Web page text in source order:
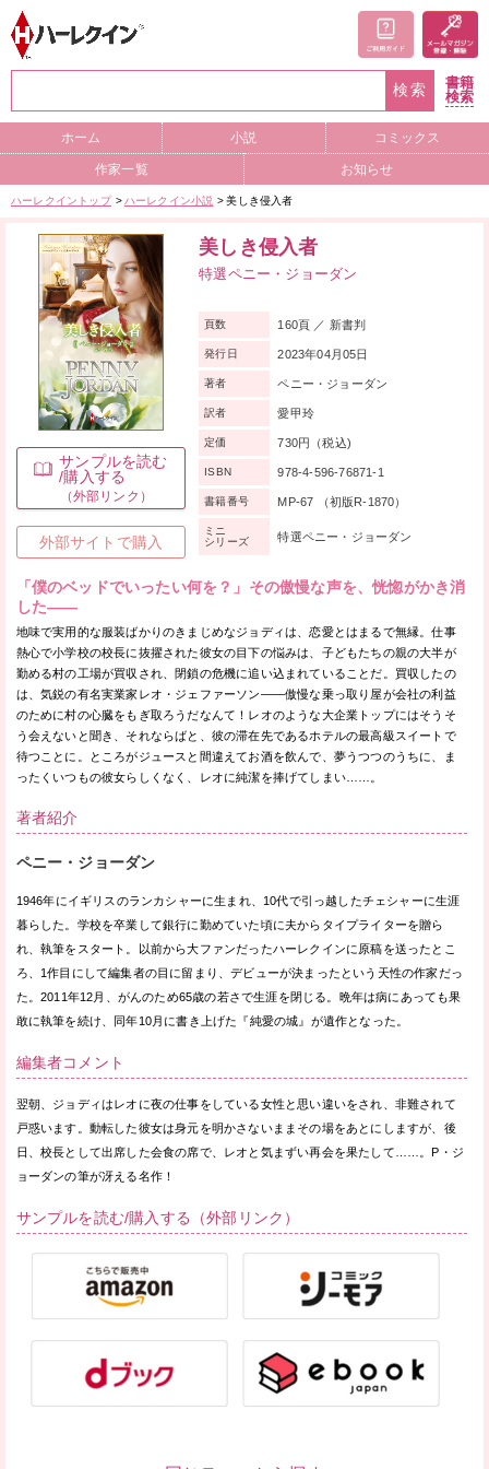
検索
書籍
検索
ホーム 小説 コミックス
作家一覧 お知らせ
ハーレクイントップ ハーレクイン小説 美しき侵入者
サンプルを読む
/購入する
（外部リンク）
外部サイトで購入
美しき侵入者
特選ペニー・ジョーダン
「僕のベッドでいったい何を？」その傲慢な声を、恍惚がかき消
した——
地味で実用的な服装ばかりのきまじめなジョディは、恋愛とはまるで無縁。仕事
熱心で小学校の校長に抜擢された彼女の目下の悩みは、子どもたちの親の大半が
勤める村の工場が買収され、閉鎖の危機に追い込まれていることだ。買収したの
は、気鋭の有名実業家レオ・ジェファーソン——傲慢な乗っ取り屋が会社の利益
のために村の心臓をもぎ取ろうだなんて！レオのような大企業トップにはそうそ
う会えないと聞き、それならばと、彼の滞在先であるホテルの最高級スイートで
待つことに。ところがジュースと間違えてお酒を飲んで、夢うつつのうちに、ま
ったくいつもの彼女らしくなく、レオに純潔を捧げてしまい……。
頁数 160頁 ／ 新書判
発行日 2023年04月05日
著者 ペニー・ジョーダン
訳者 愛甲玲
定価 730円（税込)
ISBN 978-4-596-76871-1
書籍番号 MP-67 （初版R-1870）
ミニ
シリーズ
特選ペニー・ジョーダン
著者紹介
ペニー・ジョーダン
1946年にイギリスのランカシャーに生まれ、10代で引っ越したチェシャーに生涯
暮らした。学校を卒業して銀行に勤めていた頃に夫からタイプライターを贈ら
れ、執筆をスタート。以前から大ファンだったハーレクインに原稿を送ったとこ
ろ、1作目にして編集者の目に留まり、デビューが決まったという天性の作家だっ
た。2011年12月、がんのため65歳の若さで生涯を閉じる。晩年は病にあっても果
敢に執筆を続け、同年10月に書き上げた『純愛の城』が遺作となった。
編集者コメント
翌朝、ジョディはレオに夜の仕事をしている女性と思い違いをされ、非難されて
戸惑います。動転した彼女は身元を明かさないままその場をあとにしますが、後
日、校長として出席した会食の席で、レオと気まずい再会を果たして……。P・ジ
ョーダンの筆が冴える名作！
サンプルを読む/購入する（外部リンク）